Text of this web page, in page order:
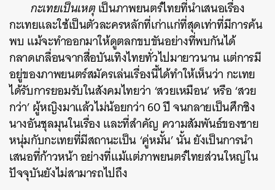
กะเทยเป็นเหตุเป็นภาพยนตร์ไทยที่นำเสนอเรื่อง
กะเทยและใช้เป็นตัวละครหลักที่เก่าแก่ที่สุดเท่าที่มีการค้น
พบ แม้จะทำออกมาให้ดูตลกขบขันอย่างที่พบกันได้
กลาดเกลื่อนจากสื่อบันเทิงไทยทั่วไปมายาวนาน แต่การมี
อยู่ของภาพยนตร์สมัครเล่นเรื่องนี้ได้ทำให้เห็นว่า กะเทย
ได้รับการยอมรับในสังคมไทยว่า ‘สวยเหมือน’ หรือ ‘สวย
กว่า’ ผู้หญิงมาแล้วไม่น้อยกว่า 60 ปี จนกลายเป็นศึกชิง
นางอันชุลมุนในเรื่อง และที่สำคัญ ความสัมพันธ์ของชาย
หนุ่มกับกะเทยที่มีสถานะเป็น ‘คู่หมั้น’ นั้น ยังเป็นการนำ
เสนอที่ก้าวหน้า อย่างที่แม้แต่ภาพยนตร์ไทยส่วนใหญ่ใน
ปัจจุบันยังไม่สามารถไปถึง